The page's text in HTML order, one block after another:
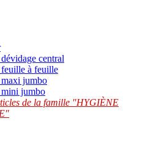
central
feuille à feuille
maxi jumbo
mini jumbo
de la famille "HYGIÈNE